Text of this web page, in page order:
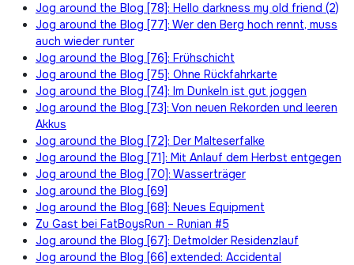
Jog around the Blog [78]: Hello darkness my old friend (2)
Jog around the Blog [77]: Wer den Berg hoch rennt, muss
auch wieder runter
Jog around the Blog [76]: Frühschicht
Jog around the Blog [75]: Ohne Rückfahrkarte
Jog around the Blog [74]: Im Dunkeln ist gut joggen
Jog around the Blog [73]: Von neuen Rekorden und leeren
Akkus
Jog around the Blog [72]: Der Malteserfalke
Jog around the Blog [71]: Mit Anlauf dem Herbst entgegen
Jog around the Blog [70]: Wasserträger
Jog around the Blog [69]
Jog around the Blog [68]: Neues Equipment
Zu Gast bei FatBoysRun – Runian #5
Jog around the Blog [67]: Detmolder Residenzlauf
Jog around the Blog [66] extended: Accidental